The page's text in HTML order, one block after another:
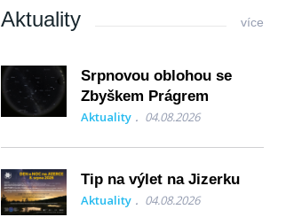
Aktuality více
Srpnovou oblohou se
Zbyškem Prágrem
Aktuality 04.08.2026
Tip na výlet na Jizerku
Aktuality 04.08.2026